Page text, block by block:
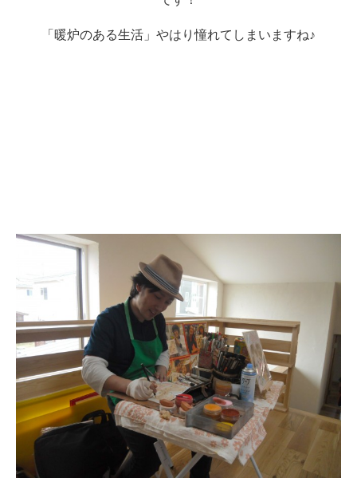
「暖炉のある生活」やはり憧れてしまいますね♪